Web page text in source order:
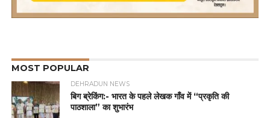
MOST POPULAR
DEHRADUN NEWS
बिग ब्रेकिंग:- भारत के पहले लेखक गाँव में “प्रकृति की
पाठशाला” का शुभारंभ